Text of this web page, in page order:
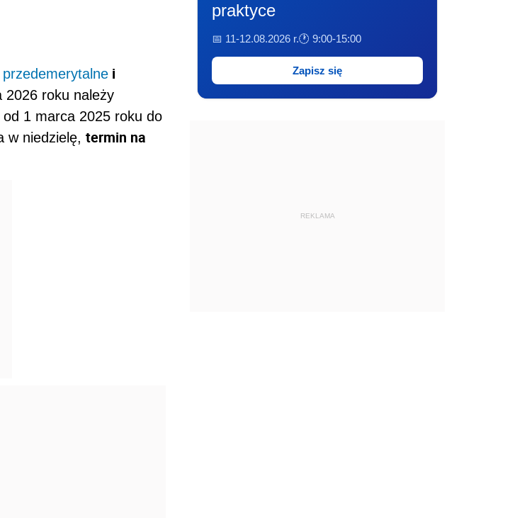
i
2026 roku należy
od 1 marca 2025 roku do
w niedzielę, termin na
praktyce
📅 11-12.08.2026 r.🕐 9:00-15:00
Zapisz się
REKLAMA